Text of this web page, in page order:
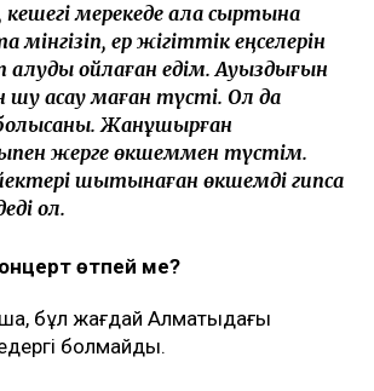
мерекеде қала сыртына
мінгізіп, ер жігіттік еңселерін
алуды ойлаған едім. Ауыздығын
шу асау маған түсті. Ол да
Жанұшырған
жерге өкшеммен түстім.
шытынаған өкшемді гипсқа
ол.
өтпей ме?
бұл жағдай Алматыдағы
болмайды.